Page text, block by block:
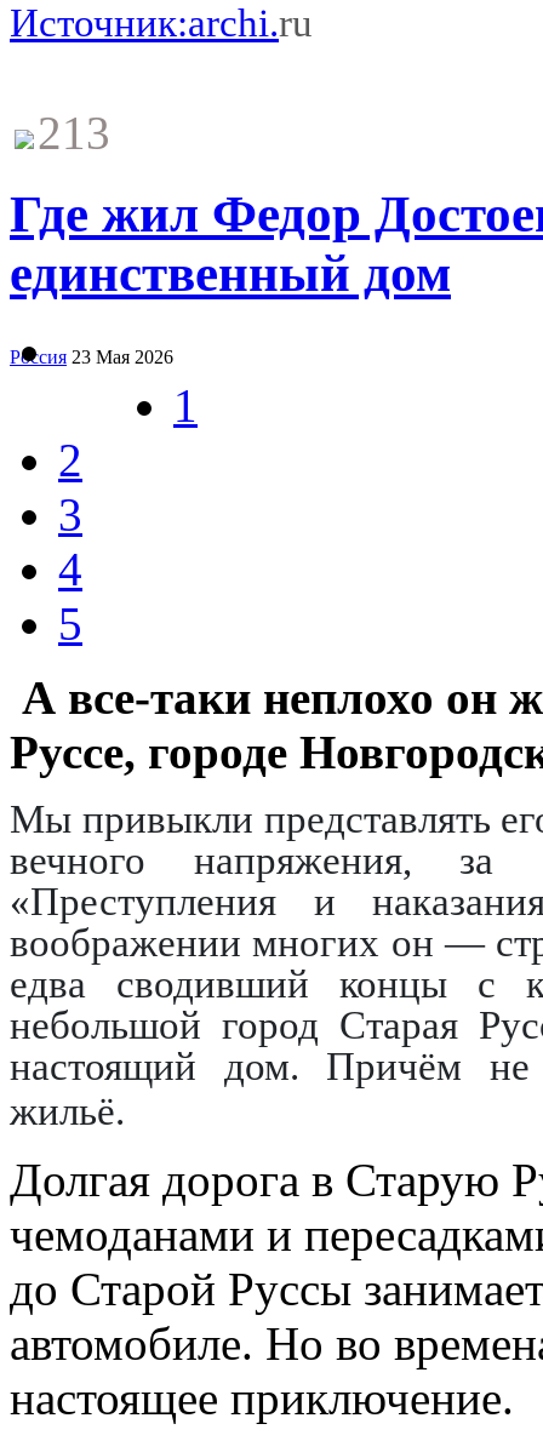
Источник:archi.ru
213
Где жил Федор
единственный дом
Россия 23 Мая 2026
1
2
3
4
5
А все-таки неплохо он
Руссе, городе
Мы привыкли представлять
вечного напряжения, за
«Преступления и
воображении многих он —
едва сводивший концы с
небольшой город Старая
настоящий дом. Причём не
жильё.
Долгая дорога в Старую
чемоданами и
до Старой Руссы
автомобиле. Но во
настоящее приключение.